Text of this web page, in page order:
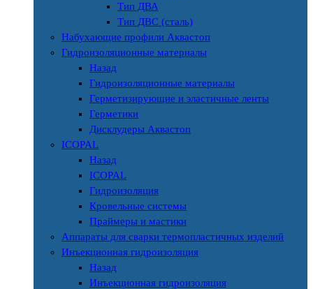
Тип ДВА
Тип ДВС (сталь)
Набухающие профили Аквастоп
Гидроизоляционные материалы
Назад
Гидроизоляционные материалы
Герметизирующие и эластичные ленты
Герметики
Дисклудеры Аквастоп
ICOPAL
Назад
ICOPAL
Гидроизоляция
Кровельные системы
Праймеры и мастики
Аппараты для сварки термопластичных изделий
Инъекционная гидроизоляция
Назад
Инъекционная гидроизоляция